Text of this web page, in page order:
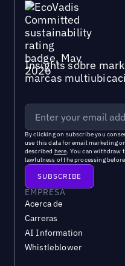
Insights sobre
marcas
By clicking on subscribe you
use this data for email marketing
described here. You can withdraw
lawfulness of the processing
EMPRESA
Acerca de
Carreras
AI Information
Whistleblower